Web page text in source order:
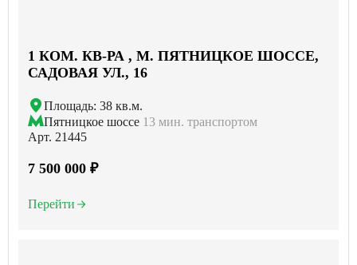
1 КОМ. КВ-РА , М. ПЯТНИЦКОЕ ШОССЕ,
САДОВАЯ УЛ., 16
Площадь: 38 кв.м.
Пятницкое шоссе 13 мин. транспортом
Арт. 21445
7 500 000 ₽
Перейти